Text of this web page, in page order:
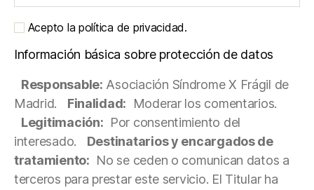
Acepto la política de privacidad.
Información básica sobre protección de datos
Responsable: Asociación Síndrome X Frágil de
Madrid.
Finalidad: Moderar los comentarios.
Legitimación: Por consentimiento del
interesado.
Destinatarios y encargados de
tratamiento: No se ceden o comunican datos a
terceros para prestar este servicio. El Titular ha